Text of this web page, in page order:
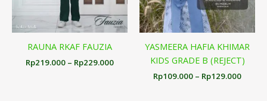
RAUNA RKAF FAUZIA
Rp219.000 – Rp229.000
YASMEERA HAFIA KHIMAR
KIDS GRADE B (REJECT)
Rp109.000 – Rp129.000